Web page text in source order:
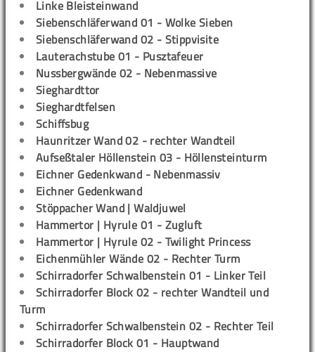
Linke Bleisteinwand
Siebenschläferwand 01 - Wolke Sieben
Siebenschläferwand 02 - Stippvisite
Lauterachstube 01 - Pusztafeuer
Nussbergwände 02 - Nebenmassive
Sieghardttor
Sieghardtfelsen
Schiffsbug
Haunritzer Wand 02 - rechter Wandteil
Aufseßtaler Höllenstein 03 - Höllensteinturm
Eichner Gedenkwand - Nebenmassiv
Eichner Gedenkwand
Stöppacher Wand | Waldjuwel
Hammertor | Hyrule 01 - Zugluft
Hammertor | Hyrule 02 - Twilight Princess
Eichenmühler Wände 02 - Rechter Turm
Schirradorfer Schwalbenstein 01 - Linker Teil
Schirradorfer Block 02 - rechter Wandteil und
Turm
Schirradorfer Schwalbenstein 02 - Rechter Teil
Schirradorfer Block 01 - Hauptwand